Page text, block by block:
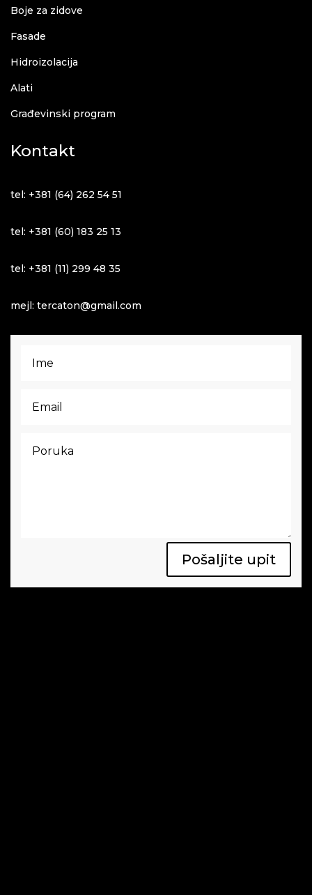
Boje za zidove
Fasade
Hidroizolacija
Alati
Građevinski program
Kontakt
tel: +381 (64) 262 54 51
tel: +381 (60) 183 25 13
tel: +381 (11) 299 48 35
mejl: tercaton@gmail.com
Pošaljite upit